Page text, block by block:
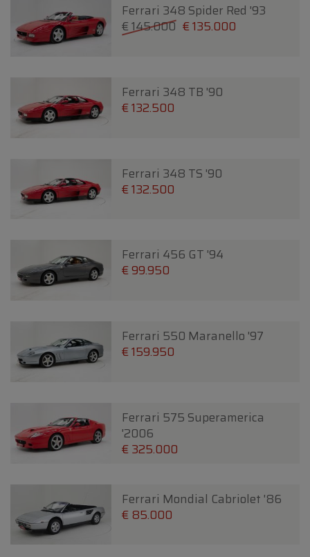
Ferrari 348 Spider Red '93
€ 145.000 € 135.000
Ferrari 348 TB '90
€ 132.500
Ferrari 348 TS '90
€ 132.500
Ferrari 456 GT '94
€ 99.950
Ferrari 550 Maranello '97
€ 159.950
Ferrari 575 Superamerica
'2006
€ 325.000
Ferrari Mondial Cabriolet '86
€ 85.000